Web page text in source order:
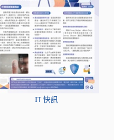
IT 快訊